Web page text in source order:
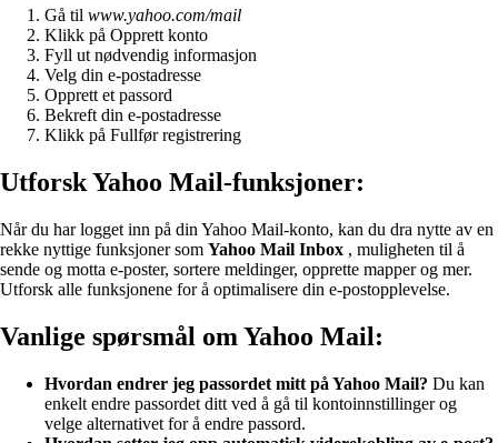
Gå til www.yahoo.com/mail
Klikk på Opprett konto
Fyll ut nødvendig informasjon
Velg din e-postadresse
Opprett et passord
Bekreft din e-postadresse
Klikk på Fullfør registrering
Utforsk Yahoo Mail-funksjoner:
Når du har logget inn på din Yahoo Mail-konto, kan du dra nytte av en
rekke nyttige funksjoner som Yahoo Mail Inbox , muligheten til å
sende og motta e-poster, sortere meldinger, opprette mapper og mer.
Utforsk alle funksjonene for å optimalisere din e-postopplevelse.
Vanlige spørsmål om Yahoo Mail:
Hvordan endrer jeg passordet mitt på Yahoo Mail? Du kan
enkelt endre passordet ditt ved å gå til kontoinnstillinger og
velge alternativet for å endre passord.